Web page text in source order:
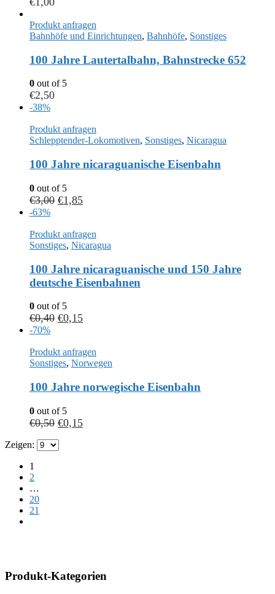
Produkt anfragen
Bahnhöfe und Einrichtungen, Bahnhöfe, Sonstiges
100 Jahre Lautertalbahn, Bahnstrecke 652
0 out of 5
€2,50
-38%
Produkt anfragen
Schlepptender-Lokomotiven, Sonstiges, Nicaragua
100 Jahre nicaraguanische Eisenbahn
0 out of 5
€3,00 €1,85
-63%
Produkt anfragen
Sonstiges, Nicaragua
100 Jahre nicaraguanische und 150 Jahre
deutsche Eisenbahnen
0 out of 5
€0,40 €0,15
-70%
Produkt anfragen
Sonstiges, Norwegen
100 Jahre norwegische Eisenbahn
0 out of 5
€0,50 €0,15
Zeigen:
1
2
…
20
21
Produkt-Kategorien